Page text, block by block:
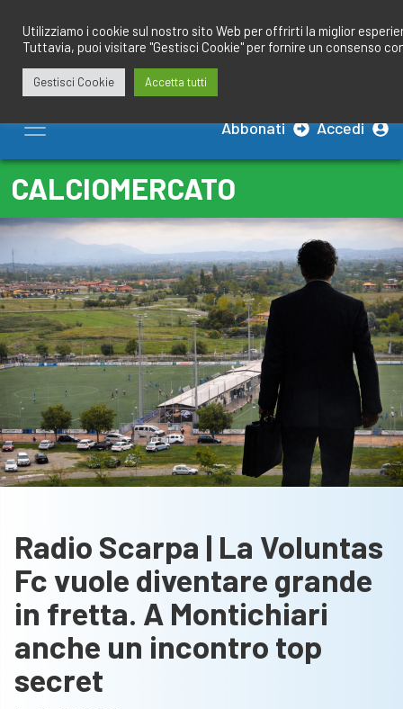
contenuto
Abbonati Accedi
CALCIOMERCATO
Radio Scarpa | La Voluntas
Fc vuole diventare grande
in fretta. A Montichiari
anche un incontro top
secret
Utilizziamo i cookie sul nostro sito Web per offrirti la miglior
Tuttavia, puoi visitare "Gestisci Cookie" per fornire un consenso
Gestisci Cookie Accetta tutti